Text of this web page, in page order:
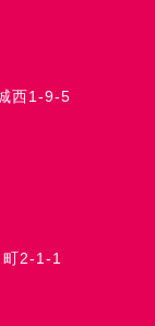
西1-9-5
町2-1-1